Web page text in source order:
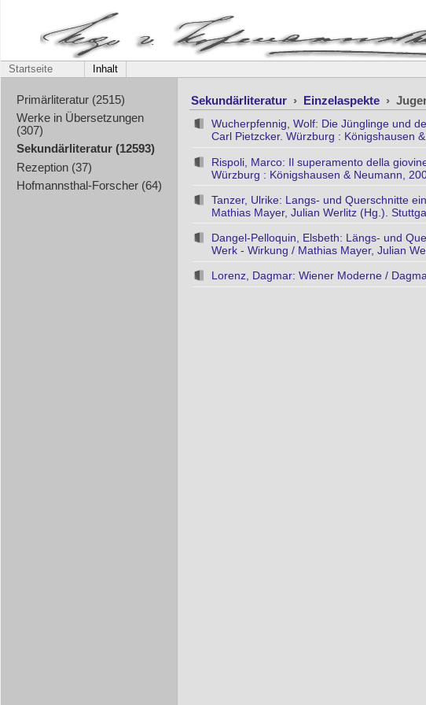
Startseite Inhalt
Primärliteratur (2515)
Werke in Übersetzungen
(307)
Sekundärliteratur (12593)
Rezeption (37)
Hofmannsthal-Forscher (64)
Sekundärliteratur › Einzelaspekte ›
Wucherpfennig, Wolf: Die Jünglinge und
Carl Pietzcker. Würzburg : Königshausen
Rispoli, Marco: Il superamento della
Würzburg : Königshausen & Neumann,
Tanzer, Ulrike: Langs- und Querschnitte
Mathias Mayer, Julian Werlitz (Hg.).
Dangel-Pelloquin, Elsbeth: Längs- und
Werk - Wirkung / Mathias Mayer, Julian
Lorenz, Dagmar: Wiener Moderne /